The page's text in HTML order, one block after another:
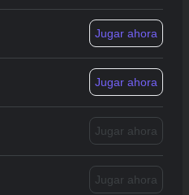
Jugar ahora
Jugar ahora
Jugar ahora
Jugar ahora